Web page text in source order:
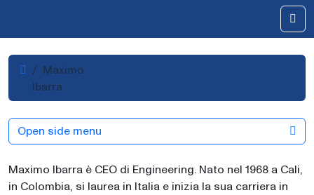
HomeMaximo
Ibarra
Maximo Ibarra è CEO di Engineering. Nato nel 1968 a Cali,
in Colombia, si laurea in Italia e inizia la sua carriera in
Open side menu